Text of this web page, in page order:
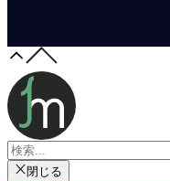
閉じる